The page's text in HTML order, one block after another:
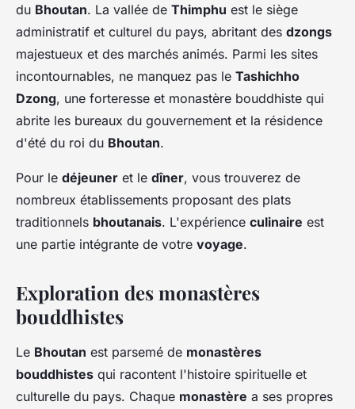
du Bhoutan. La vallée de Thimphu est le siège
administratif et culturel du pays, abritant des dzongs
majestueux et des marchés animés. Parmi les sites
incontournables, ne manquez pas le Tashichho
Dzong, une forteresse et monastère bouddhiste qui
abrite les bureaux du gouvernement et la résidence
d'été du roi du Bhoutan.
Pour le déjeuner et le dîner, vous trouverez de
nombreux établissements proposant des plats
traditionnels bhoutanais. L'expérience culinaire est
une partie intégrante de votre voyage.
Exploration des monastères
bouddhistes
Le Bhoutan est parsemé de monastères
bouddhistes qui racontent l'histoire spirituelle et
culturelle du pays. Chaque monastère a ses propres